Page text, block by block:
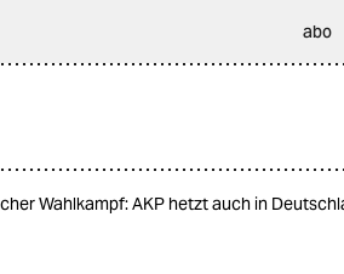
abo
Wahlkampf: AKP hetzt auch in